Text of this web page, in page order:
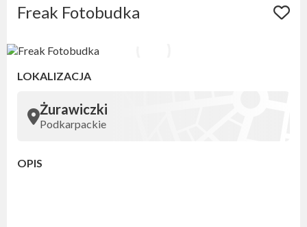
Freak Fotobudka
LOKALIZACJA
Żurawiczki
Podkarpackie
OPIS